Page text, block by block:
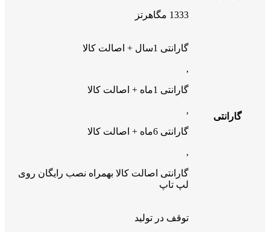
1333 مگاهرتز
گارانتی
گارانتی 1سال + اصالت کالا
,
گارانتی 1ماه + اصالت کالا
,
گارانتی 6ماه + اصالت کالا
,
گارانتی اصالت کالا بهمراه نصب رایگان روی
لپ تاپ
توقف در تولید